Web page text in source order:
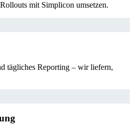
mit Simplicon umsetzen.
tägliches Reporting – wir liefern,